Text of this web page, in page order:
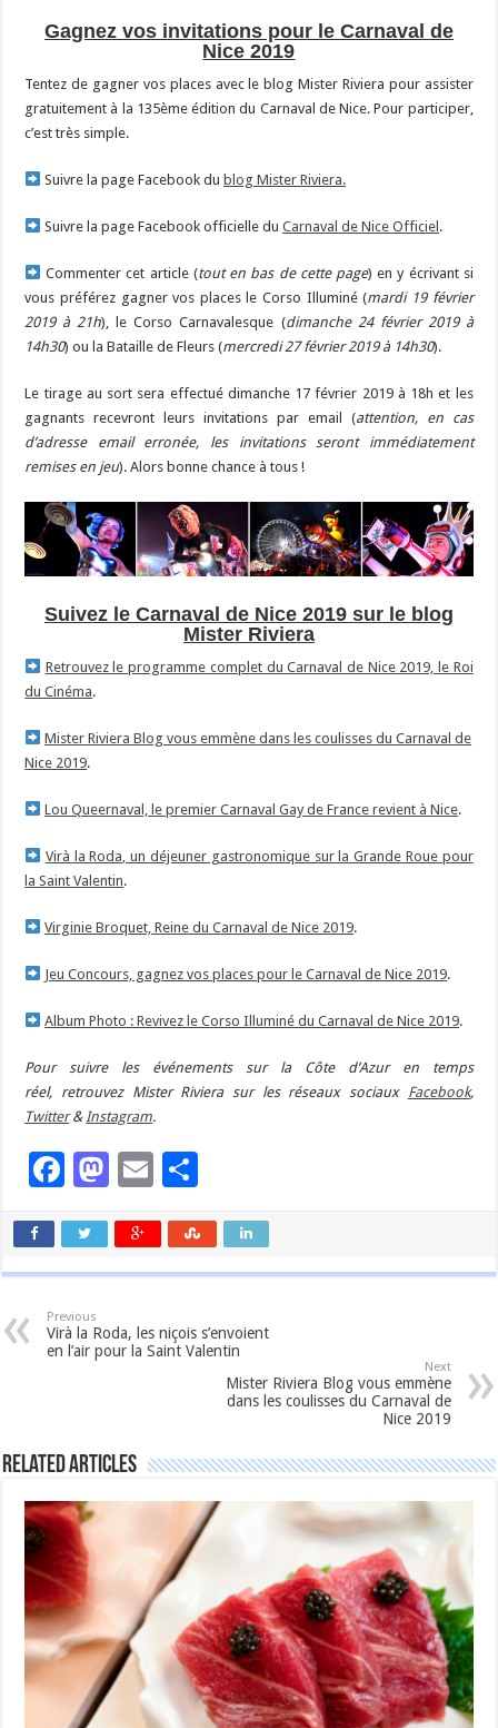
Gagnez vos invitations pour le Carnaval de
Nice 2019
Tentez de gagner vos places avec le blog Mister Riviera pour assister
gratuitement à la 135ème édition du Carnaval de Nice. Pour participer,
c’est très simple.
Suivre la page Facebook du blog Mister Riviera.
Suivre la page Facebook officielle duCarnaval de Nice Officiel .
Commenter cet article (tout en bas de cette page) en y écrivant si
vous préférez gagner vos places le Corso Illuminé (mardi 19 février
2019 à 21h), le Corso Carnavalesque (dimanche 24 février 2019 à
14h30) ou la Bataille de Fleurs (mercredi 27 février 2019 à 14h30).
Le tirage au sort sera effectué dimanche 17 février 2019 à 18h et les
gagnants recevront leurs invitations par email (attention, en cas
d’adresse email erronée, les invitations seront immédiatement
remises en jeu). Alors bonne chance à tous !
Suivez le Carnaval de Nice 2019 sur le blog
Mister Riviera
Retrouvez le programme complet du Carnaval de Nice 2019, le Roi
du Cinéma.
Mister Riviera Blog vous emmène dans les coulisses du Carnaval de
Nice 2019.
Lou Queernaval, le premier Carnaval Gay de France revient à Nice.
Virà la Roda, un déjeuner gastronomique sur la Grande Roue pour
la Saint Valentin.
Virginie Broquet, Reine du Carnaval de Nice 2019.
Jeu Concours, gagnez vos places pour le Carnaval de Nice 2019.
Album Photo : Revivez le Corso Illuminé du Carnaval de Nice 2019.
Pour suivre les événements sur la Côte d’Azur en temps
réel, retrouvez Mister Riviera sur les réseaux sociaux Facebook,
Twitter& Instagram.
Facebook
Mastodon
Email
Previous
Virà la Roda, les niçois s’envoient
en l’air pour la Saint Valentin
Next
Mister Riviera Blog vous emmène
dans les coulisses du Carnaval de
Nice 2019
Related Articles